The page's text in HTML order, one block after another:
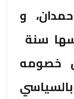
و
سنة
خصومه